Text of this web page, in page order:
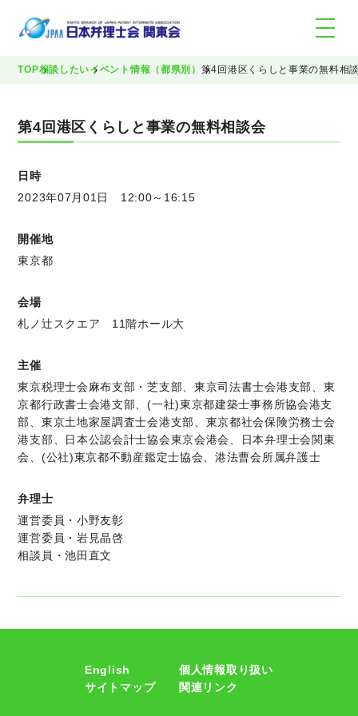
TOP相談したいイベント情報（都県別） 第4回港区くらしと事業の無料相
第4回港区くらしと事業の無料相談会
日時
2023年07月01日 12:00～16:15
開催地
東京都
会場
札ノ辻スクエア 11階ホール大
主催
東京税理士会麻布支部・芝支部、東京司法書士会港支部、東
京都行政書士会港支部、(一社)東京都建築士事務所協会港支
部、東京土地家屋調査士会港支部、東京都社会保険労務士会
港支部、日本公認会計士協会東京会港会、日本弁理士会関東
会、(公社)東京都不動産鑑定士協会、港法曹会所属弁護士
弁理士
運営委員・小野友彰
運営委員・岩見晶啓
相談員・池田直文
English
個人情報取り扱い
サイトマップ
関連リンク